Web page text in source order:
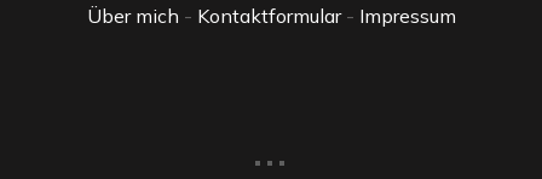
Über mich - Kontaktformular- Impressum
...